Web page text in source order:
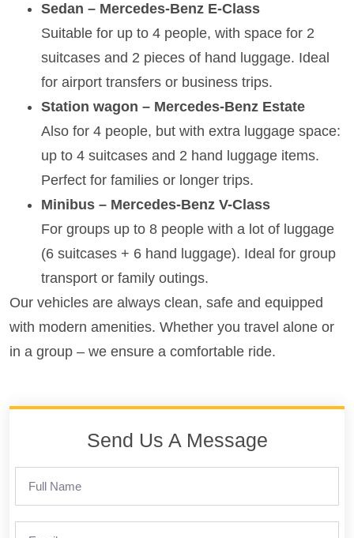
Sedan – Mercedes-Benz E-Class
Suitable for up to 4 people, with space for 2
suitcases and 2 pieces of hand luggage. Ideal
for airport transfers or business trips.
Station wagon – Mercedes-Benz Estate
Also for 4 people, but with extra luggage space:
up to 4 suitcases and 2 hand luggage items.
Perfect for families or longer trips.
Minibus – Mercedes-Benz V-Class
For groups up to 8 people with a lot of luggage
(6 suitcases + 6 hand luggage). Ideal for group
transport or family outings.
Our vehicles are always clean, safe and equipped
with modern amenities. Whether you travel alone or
in a group – we ensure a comfortable ride.
Send Us A Message